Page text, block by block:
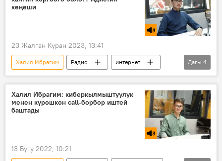
кеңеши
23 Жалган Куран 2023, 13:41
Халил Ибрагим Радио
интернет
санарип
гигиена
ата-эне
бала
Дагы 4
Халил Ибрагим: киберкылмыштуулук
менен күрөшкөн call-борбор иштей
баштады
13 Бугу 2022, 10:21